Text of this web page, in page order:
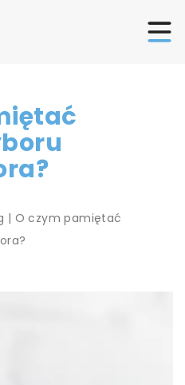
| O czym pamiętać